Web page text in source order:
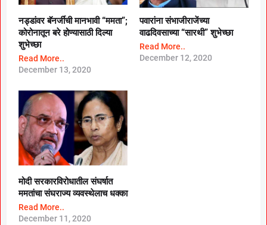
नड्डांवर बॅनर्जींची मानभावी “ममता”;
कोरोनातून बरे होण्यासाठी दिल्या
शुभेच्छा
Read More..
December 13, 2020
पवारांना संभाजीराजेंच्या
वाढदिवसाच्या “सारथी” शुभेच्छा
Read More..
December 12, 2020
मोदी सरकारविरोधातील संघर्षात
ममतांचा संघराज्य व्यवस्थेलाच धक्का
Read More..
December 11, 2020